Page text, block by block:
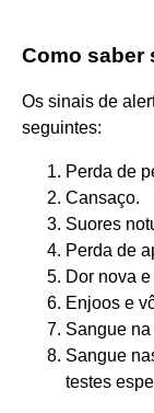
Como saber
Os sinais de
seguintes:
Perda de
Cansaço.
Suores
Perda de
Dor nova
Enjoos e
Sangue na
Sangue
testes